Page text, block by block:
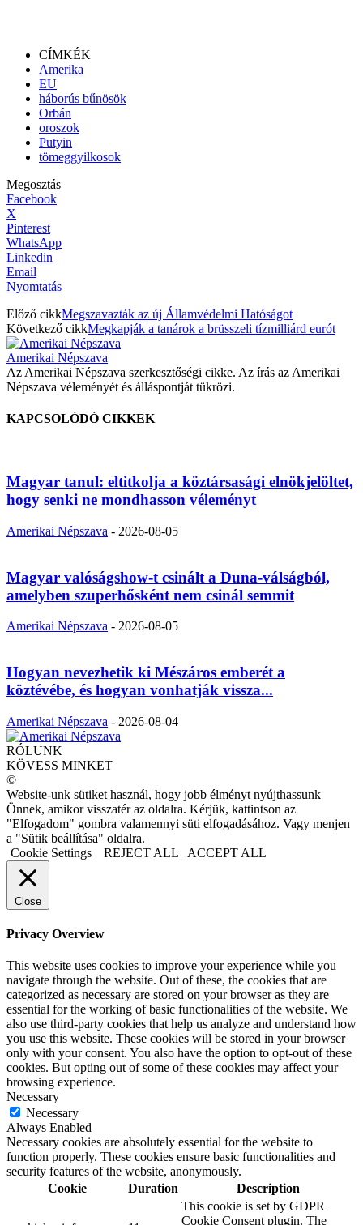
CÍMKÉK
Amerika
EU
háborús bűnösök
Orbán
oroszok
Putyin
tömeggyilkosok
Megosztás
Facebook
X
Pinterest
WhatsApp
Linkedin
Email
Nyomtatás
Előző cikkMegszavazták az új Államvédelmi Hatóságot
Következő cikkMegkapják a tanárok a brüsszeli tízmilliárd eurót
Amerikai Népszava
Az Amerikai Népszava szerkesztőségi cikke. Az írás az Amerikai
Népszava véleményét és álláspontját tükrözi.
KAPCSOLÓDÓ CIKKEK
Magyar tanul: eltitkolja a köztársasági elnökjelöltet,
hogy senki ne mondhasson véleményt
Amerikai Népszava - 2026-08-05
Magyar valóságshow-t csinált a Duna-válságból,
amelyben szuperhősként nem csinál semmit
Amerikai Népszava - 2026-08-05
Hogyan nevezhetik ki Mészáros emberét a
köztévébe, és hogyan vonhatják vissza...
Amerikai Népszava - 2026-08-04
RÓLUNK
KÖVESS MINKET
©
Website-unk sütiket használ, hogy jobb élményt nyújthassunk
Önnek, amikor visszatér az oldalra. Kérjük, kattintson az
"Elfogadom" gombra valamennyi süti elfogadásához. Vagy menjen
a "Sütik beállítása" oldalra.
Cookie Settings
REJECT ALL ACCEPT ALL
Close
Privacy Overview
This website uses cookies to improve your experience while you
navigate through the website. Out of these, the cookies that are
categorized as necessary are stored on your browser as they are
essential for the working of basic functionalities of the website. We
also use third-party cookies that help us analyze and understand how
you use this website. These cookies will be stored in your browser
only with your consent. You also have the option to opt-out of these
cookies. But opting out of some of these cookies may affect your
browsing experience.
Necessary
Necessary
Always Enabled
Necessary cookies are absolutely essential for the website to
function properly. These cookies ensure basic functionalities and
security features of the website, anonymously.
Cookie
Duration Description
This cookie is set by GDPR
Cookie Consent plugin. The